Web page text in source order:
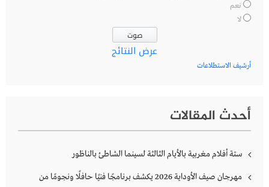
نعم
لا
عرض النتائج
أرشيف الاستطلاعات
أحدث المقالات
ستة أفلام مغربية بالأيام الثالثة لسينما الشاطئ بالناظور
مهرجان صيف الأوداية 2026 يكشف برنامجًا فنيًا حافلًا ونجومًا من